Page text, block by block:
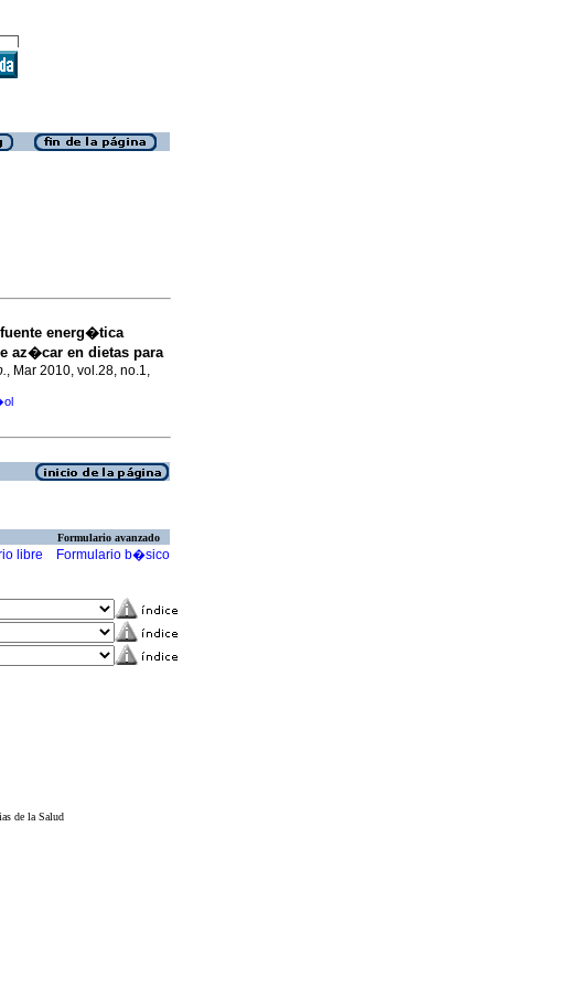
energ�tica
az�car en dietas para
, Mar 2010, vol.28, no.1,
Formulario avanzado
libre Formulario b�sico
de la Salud